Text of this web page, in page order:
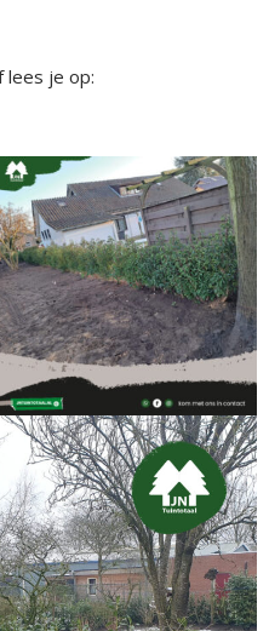
lees je op: